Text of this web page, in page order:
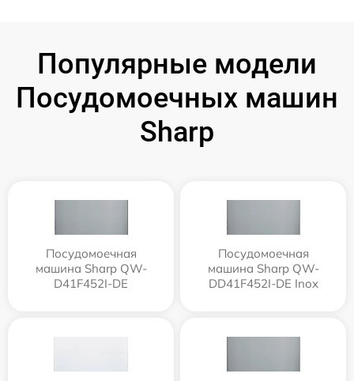
Популярные модели
Посудомоечных машин
Sharp
Посудомоечная
машина Sharp QW-
D41F452I-DE
Посудомоечная
машина Sharp QW-
DD41F452I-DE Inox